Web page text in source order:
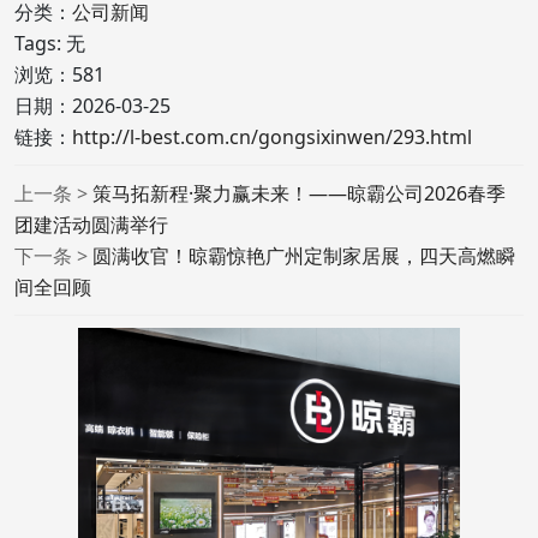
分类： 公司新闻
Tags: 无
浏览： 581
日期：2026-03-25
链接： http://l-best.com.cn/gongsixinwen/293.html
上一条 >策马拓新程·聚力赢未来！——晾霸公司2026春季
团建活动圆满举行
下一条 > 圆满收官！晾霸惊艳广州定制家居展，四天高燃瞬
间全回顾